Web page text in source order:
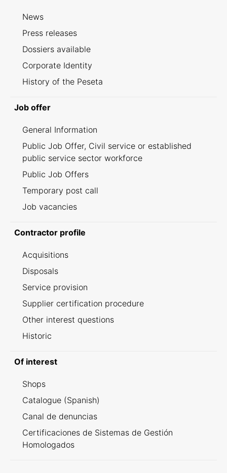
News
Press releases
Dossiers available
Corporate Identity
History of the Peseta
Job offer
General Information
Public Job Offer, Civil service or established
public service sector workforce
Public Job Offers
Temporary post call
Job vacancies
Contractor profile
Acquisitions
Disposals
Service provision
Supplier certification procedure
Other interest questions
Historic
Of interest
Shops
Catalogue (Spanish)
Canal de denuncias
Certificaciones de Sistemas de Gestión
Homologados